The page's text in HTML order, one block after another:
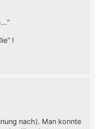
!
nach). Man konnte